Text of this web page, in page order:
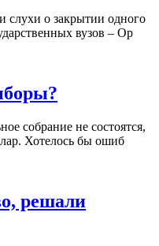
слухи о закрытии одного
вузов – Ор
собрание не состоятся,
Хотелось бы ошиб
решали